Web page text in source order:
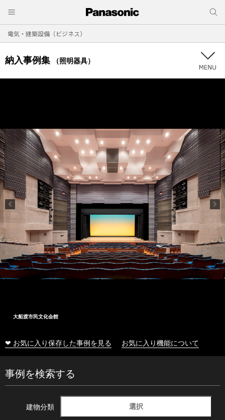
電気・建築設備（ビジネス）
納入事例集 （照明器具）
大船渡市民文化会館
❤ お気に入り保存した事例を見る お気に入り機能について
事例を検索する
建物分類 選択